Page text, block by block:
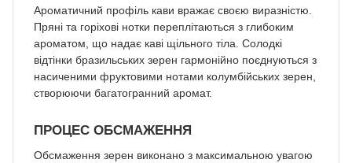
Ароматичний профіль кави вражає своєю виразністю.
Пряні та горіхові нотки переплітаються з глибоким
ароматом, що надає каві щільного тіла. Солодкі
відтінки бразильських зерен гармонійно поєднуються з
насиченими фруктовими нотами колумбійських зерен,
створюючи багатогранний аромат.
ПРОЦЕС ОБСМАЖЕННЯ
Обсмаження зерен виконано з максимальною увагою